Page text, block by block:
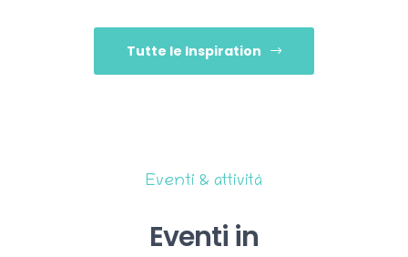
Tutte le Inspiration
Eventi & attività
Eventi in